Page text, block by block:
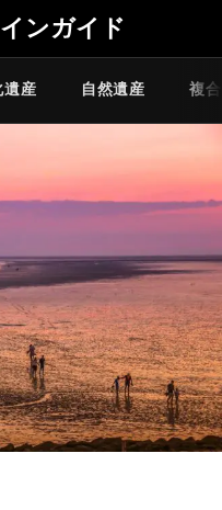
ンガイド
遺産 自然遺産 複